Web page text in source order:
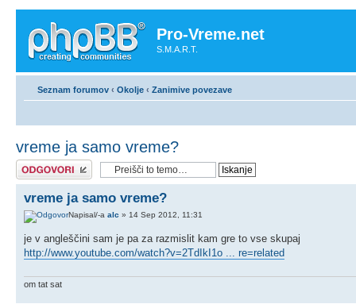
Pro-Vreme.net
S.M.A.R.T.
Seznam forumov ‹ Okolje ‹ Zanimive povezave
vreme ja samo vreme?
Napiši odgovor
vreme ja samo vreme?
Napisal/-a alc » 14 Sep 2012, 11:31
je v angleščini sam je pa za razmislit kam gre to vse skupaj
http://www.youtube.com/watch?v=2TdIkI1o ... re=related
om tat sat